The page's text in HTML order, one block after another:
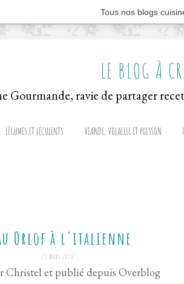
Tous nos blogs
LE BLOG À
LÉGUMES ET FÉCULENTS VIANDE, VOLAILLE ET POISSON
Orlof à l'italienne
27 MARS 2026
Christel et publié depuis Overblog